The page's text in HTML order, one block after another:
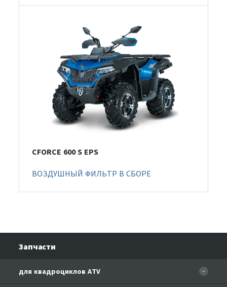
CFORCE 600 S EPS
ВОЗДУШНЫЙ ФИЛЬТР В СБОРЕ
Запчасти
для квадроциклов ATV